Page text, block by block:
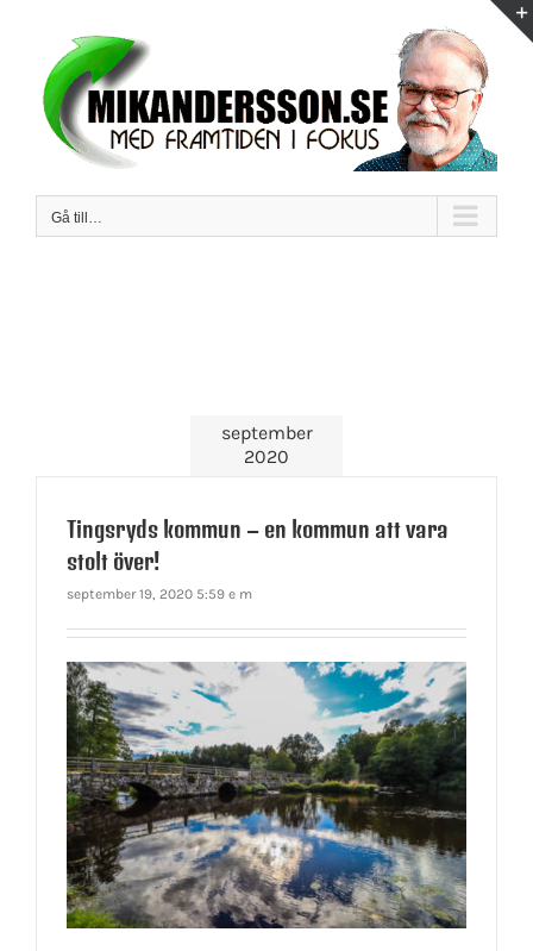
innehållet
Gå till…
september
2020
Tingsryds kommun – en kommun att vara
stolt över!
september 19, 2020 5:59 e m